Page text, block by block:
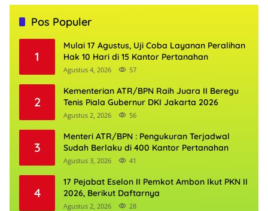
Pos Populer
1
Mulai 17 Agustus, Uji Coba Layanan Peralihan
Hak 10 Hari di 15 Kantor Pertanahan
Agustus 4, 2026 57
2
Kementerian ATR/BPN Raih Juara II Beregu
Tenis Piala Gubernur DKI Jakarta 2026
Agustus 2, 2026 56
3
Menteri ATR/BPN : Pengukuran Terjadwal
Sudah Berlaku di 400 Kantor Pertanahan
Agustus 3, 2026 41
4
17 Pejabat Eselon II Pemkot Ambon Ikut PKN II
2026, Berikut Daftarnya
Agustus 2, 2026 28